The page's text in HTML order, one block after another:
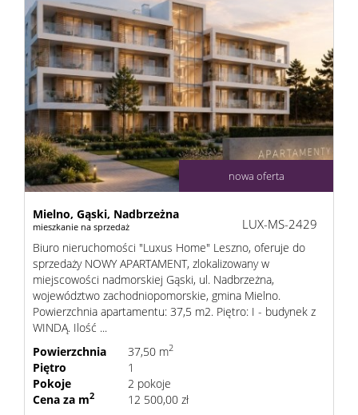
nowa oferta
Mielno, Gąski, Nadbrzeżna
mieszkanie na sprzedaż LUX-MS-2429
Biuro nieruchomości "Luxus Home" Leszno, oferuje do
sprzedaży NOWY APARTAMENT, zlokalizowany w
miejscowości nadmorskiej Gąski, ul. Nadbrzeżna,
województwo zachodniopomorskie, gmina Mielno.
Powierzchnia apartamentu: 37,5 m2. Piętro: I - budynek z
WINDĄ. Ilość ...
Powierzchnia
37,50 m2
Piętro
1
Pokoje
2 pokoje
Cena za m2 12 500,00 zł